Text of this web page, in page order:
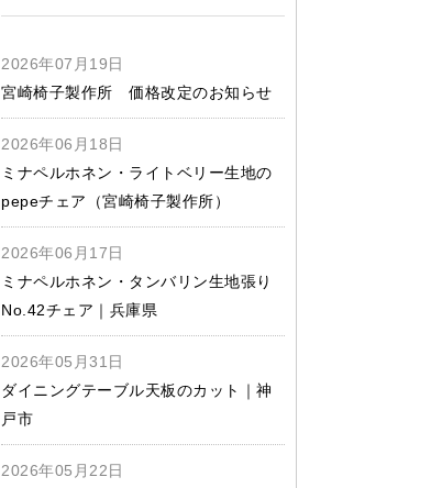
2026年07月19日
宮崎椅子製作所 価格改定のお知らせ
2026年06月18日
ミナペルホネン・ライトベリー生地の
pepeチェア（宮崎椅子製作所）
2026年06月17日
ミナペルホネン・タンバリン生地張り
No.42チェア｜兵庫県
2026年05月31日
ダイニングテーブル天板のカット｜神
戸市
2026年05月22日